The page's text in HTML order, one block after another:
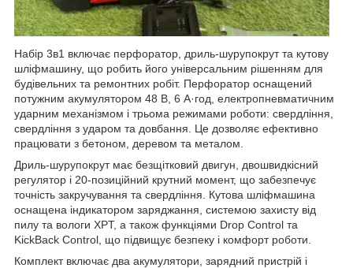
Набір 3в1 включає перфоратор, дриль-шурупокрут та кутову
шліфмашину, що робить його універсальним рішенням для
будівельних та ремонтних робіт. Перфоратор оснащений
потужним акумулятором 48 В, 6 А·год, електропневматичним
ударним механізмом і трьома режимами роботи: свердління,
свердління з ударом та довбання. Це дозволяє ефективно
працювати з бетоном, деревом та металом.
Дриль-шурупокрут має безщітковий двигун, двошвидкісний
регулятор і 20-позиційний крутний момент, що забезпечує
точність закручування та свердління. Кутова шліфмашина
оснащена індикатором заряджання, системою захисту від
пилу та вологи XPT, а також функціями Drop Control та
KickBack Control, що підвищує безпеку і комфорт роботи.
Комплект включає два акумулятори, зарядний пристрій і